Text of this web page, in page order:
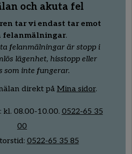
och akuta fel
tar vi endast tar emot
felanmälningar.
felanmälningar är stopp i
lägenhet, hisstopp eller
inte fungerar.
direkt på Mina sidor.
kl. 08.00-10.00. 0522-65 35
00
0522-65 35 85